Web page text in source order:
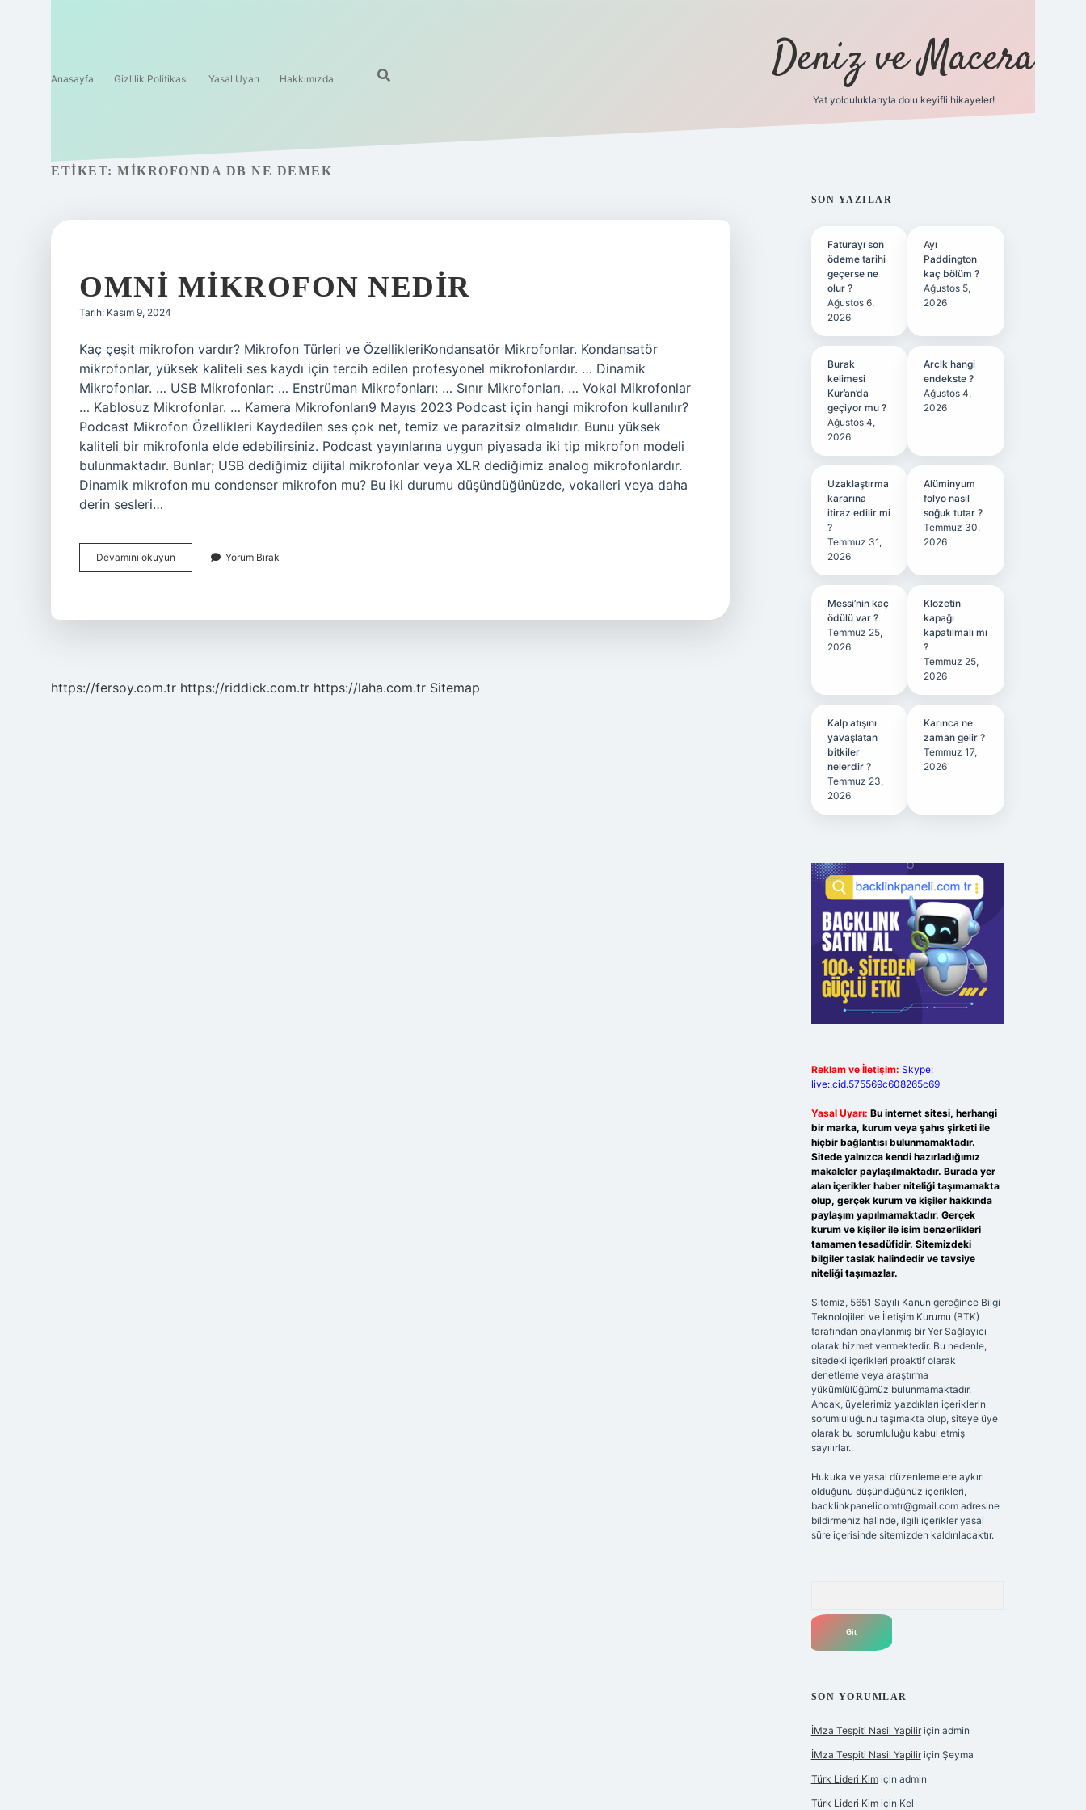
Anasayfa Gizlilik Politikası Yasal Uyarı Hakkımızda Deniz ve Macera
Yat yolculuklarıyla dolu keyifli hikayeler!
ETIKET: MIKROFONDA DB NE DEMEK
OMNI MIKROFON NEDIR
Tarih: Kasım 9, 2024
Kaç çeşit mikrofon vardır? Mikrofon Türleri ve ÖzellikleriKondansatör Mikrofonlar. Kondansatör
mikrofonlar, yüksek kaliteli ses kaydı için tercih edilen profesyonel mikrofonlardır. … Dinamik
Mikrofonlar. … USB Mikrofonlar: … Enstrüman Mikrofonları: … Sınır Mikrofonları. … Vokal Mikrofonlar
… Kablosuz Mikrofonlar. … Kamera Mikrofonları9 Mayıs 2023 Podcast için hangi mikrofon kullanılır?
Podcast Mikrofon Özellikleri Kaydedilen ses çok net, temiz ve parazitsiz olmalıdır. Bunu yüksek
kaliteli bir mikrofonla elde edebilirsiniz. Podcast yayınlarına uygun piyasada iki tip mikrofon modeli
bulunmaktadır. Bunlar; USB dediğimiz dijital mikrofonlar veya XLR dediğimiz analog mikrofonlardır.
Dinamik mikrofon mu condenser mikrofon mu? Bu iki durumu düşündüğünüzde, vokalleri veya daha
derin sesleri…
Devamını okuyun
Mikrofon
Yorum Bırak
https://fersoy.com.tr https://riddick.com.tr https://laha.com.tr Sitemap
SIDEBAR
SON YAZILAR
Faturayı son
ödeme tarihi
geçerse ne
olur ?
Ağustos 6,
2026
Ayı
Paddington
kaç bölüm ?
Ağustos 5,
2026
Burak
kelimesi
Kur’an’da
geçiyor mu ?
Ağustos 4,
2026
Arclk hangi
endekste ?
Ağustos 4,
2026
Uzaklaştırma
kararına
itiraz edilir mi
?
Temmuz 31,
2026
Alüminyum
folyo nasıl
soğuk tutar ?
Temmuz 30,
2026
Messi’nin kaç
ödülü var ?
Temmuz 25,
2026
Klozetin
kapağı
kapatılmalı mı
?
Temmuz 25,
2026
Kalp atışını
yavaşlatan
bitkiler
nelerdir ?
Temmuz 23,
2026
Karınca ne
zaman gelir ?
Temmuz 17,
2026
Reklam ve İletişim: Skype:
live:.cid.575569c608265c69
Yasal Uyarı: Bu internet sitesi, herhangi
bir marka, kurum veya şahıs şirketi ile
hiçbir bağlantısı bulunmamaktadır.
Sitede yalnızca kendi hazırladığımız
makaleler paylaşılmaktadır. Burada yer
alan içerikler haber niteliği taşımamakta
olup, gerçek kurum ve kişiler hakkında
paylaşım yapılmamaktadır. Gerçek
kurum ve kişiler ile isim benzerlikleri
tamamen tesadüfidir. Sitemizdeki
bilgiler taslak halindedir ve tavsiye
niteliği taşımazlar.
Sitemiz, 5651 Sayılı Kanun gereğince Bilgi
Teknolojileri ve İletişim Kurumu (BTK)
tarafından onaylanmış bir Yer Sağlayıcı
olarak hizmet vermektedir. Bu nedenle,
sitedeki içerikleri proaktif olarak
denetleme veya araştırma
yükümlülüğümüz bulunmamaktadır.
Ancak, üyelerimiz yazdıkları içeriklerin
sorumluluğunu taşımakta olup, siteye üye
olarak bu sorumluluğu kabul etmiş
sayılırlar.
Hukuka ve yasal düzenlemelere aykırı
olduğunu düşündüğünüz içerikleri,
backlinkpanelicomtr@gmail.comadresine
bildirmeniz halinde, ilgili içerikler yasal
süre içerisinde sitemizden kaldırılacaktır.
SON YORUMLAR
İMza Tespiti Nasil Yapiliriçin admin
İMza Tespiti Nasil Yapiliriçin Şeyma
Türk Lideri Kimiçin admin
Türk Lideri Kimiçin Kel